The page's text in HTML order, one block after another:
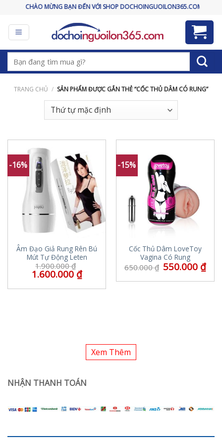
content
CHÀO MỪNG BẠN ĐẾN VỚI SHOP DOCHOINGUOILON365.COM
Tìm
kiếm:
TRANG CHỦ / SẢN PHẨM ĐƯỢC GẮN THẺ “CỐC THỦ DÂM CÓ RUNG”
-16%
Âm Đạo Giả Rung Rên Bú
Mút Tự Động Leten
1.900.000₫
1.600.000₫
-15%
Cốc Thủ Dâm LoveToy
Vagina Có Rung
650.000₫ 550.000 ₫
Xem Thêm
NHẬN THANH TOÁN